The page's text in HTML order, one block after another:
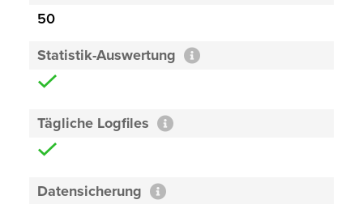
50
Statistik-Auswertung
Tägliche Logfiles
Datensicherung